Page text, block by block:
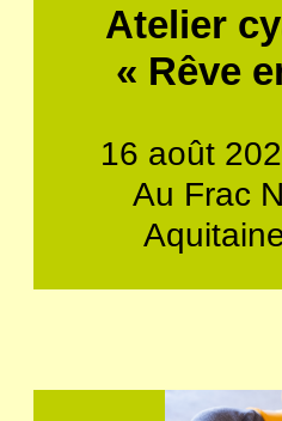
Atelier
« Rêve
16 août
Au Frac